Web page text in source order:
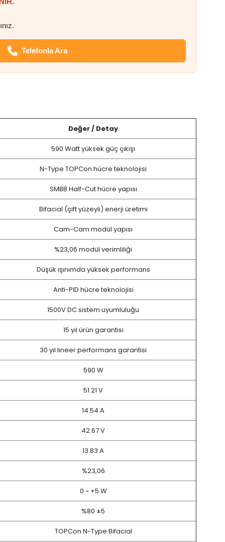
Telefonla Ara
Değer / Detay
590 Watt yüksek güç çıkışı
N-Type TOPCon hücre teknolojisi
SMBB Half-Cut hücre yapısı
Bifacial (çift yüzeyli) enerji üretimi
Cam-Cam modül yapısı
%23,06 modül verimliliği
Düşük ışınımda yüksek performans
Anti-PID hücre teknolojisi
1500V DC sistem uyumluluğu
15 yıl ürün garantisi
30 yıl lineer performans garantisi
590 W
51.21 V
14.54 A
42.67 V
13.83 A
%23,06
0 ~ +5 W
%80 ±5
TOPCon N-Type Bifacial